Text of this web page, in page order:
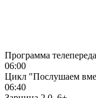
Программа
06:00
Цикл "Послушаем
06:40